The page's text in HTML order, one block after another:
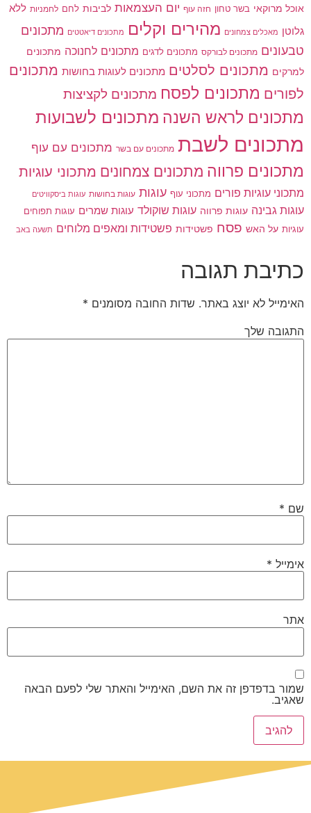
אוכל מרוקאי בשר טחון חזה עוף יום העצמאות לביבות לחם לחמניות ללא
גלוטן מאכלים צמחונים מהירים וקלים מתכונים דיאטטים מתכונים
טבעונים מתכונים לבורקס מתכונים לדגים מתכונים לחנוכה מתכונים
למרקים מתכונים לסלטים מתכונים לעוגות בחושות מתכונים
לפורים מתכונים לפסח מתכונים לקציצות
מתכונים לראש השנה מתכונים לשבועות
מתכונים לשבת מתכונים עם בשר מתכונים עם עוף
מתכונים פרווה מתכונים צמחונים מתכוני עוגיות
מתכוני עוגיות פורים מתכוני עוף עוגות עוגות בחושות עוגות ביסקוויטים
עוגות גבינה עוגות פרווה עוגות שוקולד עוגות שמרים עוגות תפוחים
עוגיות על האש פסח פשטידות פשטידות ומאפים מלוחים תשעה באב
כתיבת תגובה
האימייל לא יוצג באתר. שדות החובה מסומנים *
התגובה שלך
שם *
אימייל *
אתר
שמור בדפדפן זה את השם, האימייל והאתר שלי לפעם הבאה
שאגיב.